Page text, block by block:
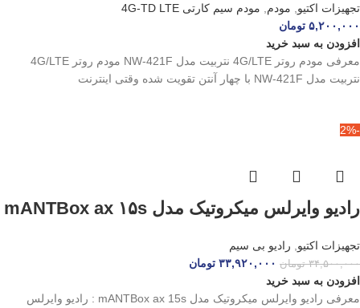
تجهیزات اکتیو مودم
مودم سیم کارتی 4G-TD LTE
۵,۲۰۰,۰۰۰ تومان
افزودن به سبد خرید
معرفی مودم روتر 4G/LTE نتربیت مدل NW-421F مودم روتر 4G/LTE
نتربیت مدل NW-421F با چهار آنتن تقویت‌ شده وقتی اینترنت
-2%
رادیو وایرلس میکروتیک مدل mANTBox ax ۱۵s
تجهیزات اکتیو رادیو بی سیم
۳۴,۵۰۰,۰۰۰ تومان ۳۳,۹۲۰,۰۰۰ تومان
افزودن به سبد خرید
معرفی رادیو وایرلس میکروتیک مدل mANTBox ax 15s : رادیو وایرلس